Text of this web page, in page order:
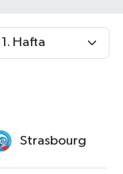
Strasbourg